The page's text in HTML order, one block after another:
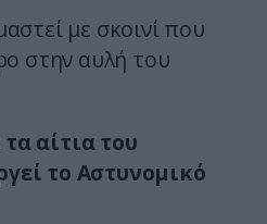
με σκοινί που
στην αυλή του
αίτια του
το Αστυνομικό